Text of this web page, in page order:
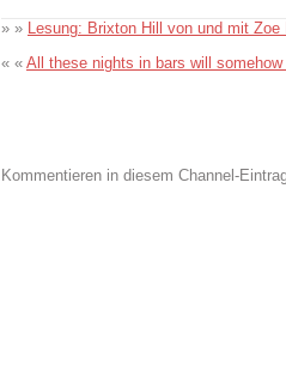
» » Lesung: Brixton Hill von und mit Zoe
« « All these nights in bars will
Kommentieren in diesem Channel-